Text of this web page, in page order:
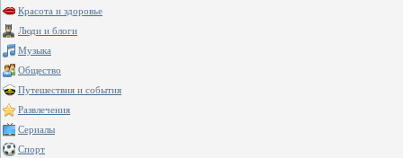
Красота и здоровье
Люди и блоги
Музыка
Общество
Путешествия и события
Развлечения
Сериалы
Спорт